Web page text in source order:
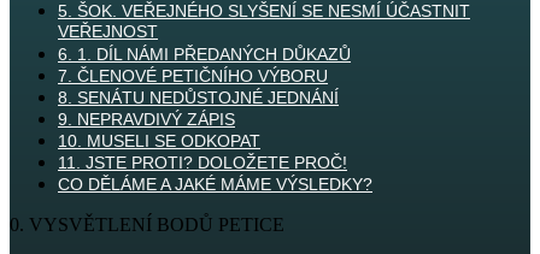
5. ŠOK. VEŘEJNÉHO SLYŠENÍ SE NESMÍ ÚČASTNIT
VEŘEJNOST
6. 1. DÍL NÁMI PŘEDANÝCH DŮKAZŮ
7. ČLENOVÉ PETIČNÍHO VÝBORU
8. SENÁTU NEDŮSTOJNÉ JEDNÁNÍ
9. NEPRAVDIVÝ ZÁPIS
10. MUSELI SE ODKOPAT
11. JSTE PROTI? DOLOŽETE PROČ!
CO DĚLÁME A JAKÉ MÁME VÝSLEDKY?
0. VYSVĚTLENÍ BODŮ PETICE